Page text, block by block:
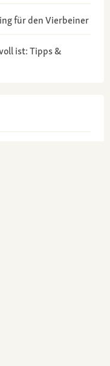
für den Vierbeiner
ist: Tipps &